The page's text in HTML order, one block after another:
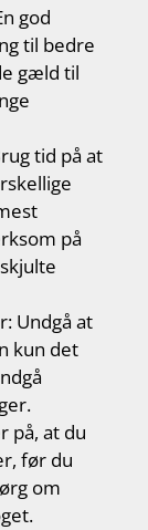
god
til bedre
gæld til
tid på at
på
Undgå at
kun det
på, at du
før du
om